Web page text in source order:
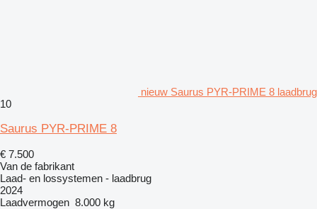
nieuw Saurus PYR-PRIME 8 laadbrug
10
Saurus PYR-PRIME 8
€ 7.500
Van de fabrikant
Laad- en lossystemen - laadbrug
2024
Laadvermogen 8.000 kg